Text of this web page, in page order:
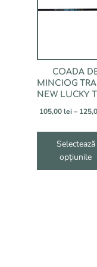
COADA
MINCIOG
NEW LUCKY
105,00lei–
Selectează
opțiunile
mai
pot
alese
în
pagina